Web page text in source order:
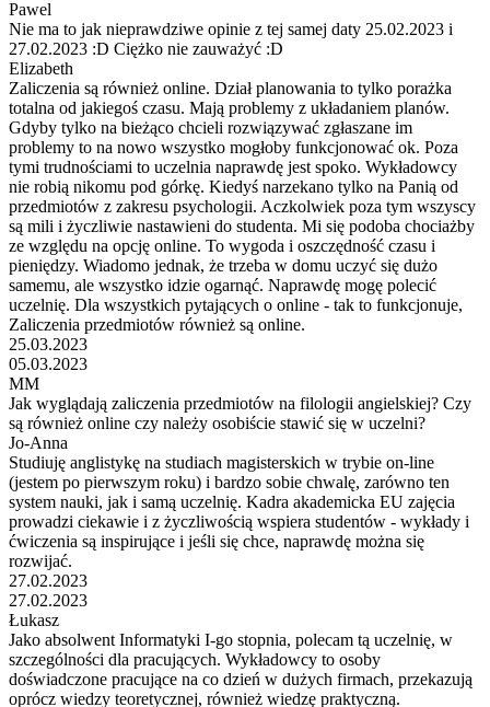
Pawel
Nie ma to jak nieprawdziwe opinie z tej samej daty 25.02.2023 i
27.02.2023 :D Ciężko nie zauważyć :D
Elizabeth
Zaliczenia są również online. Dział planowania to tylko porażka
totalna od jakiegoś czasu. Mają problemy z układaniem planów.
Gdyby tylko na bieżąco chcieli rozwiązywać zgłaszane im
problemy to na nowo wszystko mogłoby funkcjonować ok. Poza
tymi trudnościami to uczelnia naprawdę jest spoko. Wykładowcy
nie robią nikomu pod górkę. Kiedyś narzekano tylko na Panią od
przedmiotów z zakresu psychologii. Aczkolwiek poza tym wszyscy
są mili i życzliwie nastawieni do studenta. Mi się podoba chociażby
ze względu na opcję online. To wygoda i oszczędność czasu i
pieniędzy. Wiadomo jednak, że trzeba w domu uczyć się dużo
samemu, ale wszystko idzie ogarnąć. Naprawdę mogę polecić
uczelnię. Dla wszystkich pytających o online - tak to funkcjonuje,
Zaliczenia przedmiotów również są online.
25.03.2023
05.03.2023
MM
Jak wyglądają zaliczenia przedmiotów na filologii angielskiej? Czy
są również online czy należy osobiście stawić się w uczelni?
Jo-Anna
Studiuję anglistykę na studiach magisterskich w trybie on-line
(jestem po pierwszym roku) i bardzo sobie chwalę, zarówno ten
system nauki, jak i samą uczelnię. Kadra akademicka EU zajęcia
prowadzi ciekawie i z życzliwością wspiera studentów - wykłady i
ćwiczenia są inspirujące i jeśli się chce, naprawdę można się
rozwijać.
27.02.2023
27.02.2023
Łukasz
Jako absolwent Informatyki I-go stopnia, polecam tą uczelnię, w
szczególności dla pracujących. Wykładowcy to osoby
doświadczone pracujące na co dzień w dużych firmach, przekazują
oprócz wiedzy teoretycznej, również wiedzę praktyczną.